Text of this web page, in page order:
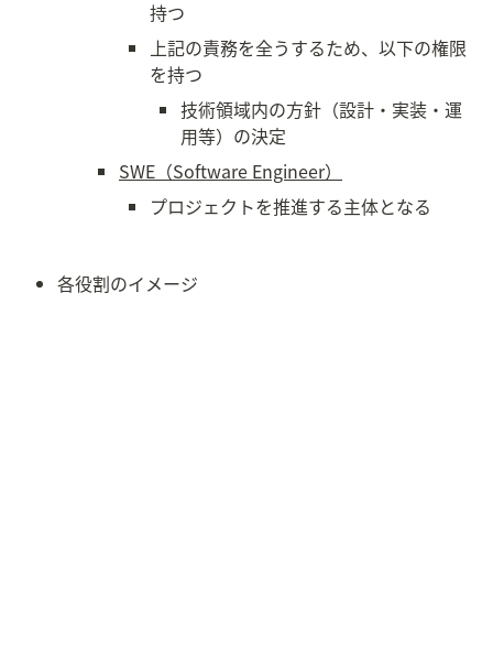
持つ
上記の責務を全うするため、以下の権限
を持つ
技術領域内の方針（設計・実装・運
用等）の決定
SWE（Software Engineer）
プロジェクトを推進する主体となる
各役割のイメージ